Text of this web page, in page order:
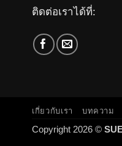
ติดต่อเราได้ที่:
เกี่ยวกับเรา บทความ
Copyright 2026 ©